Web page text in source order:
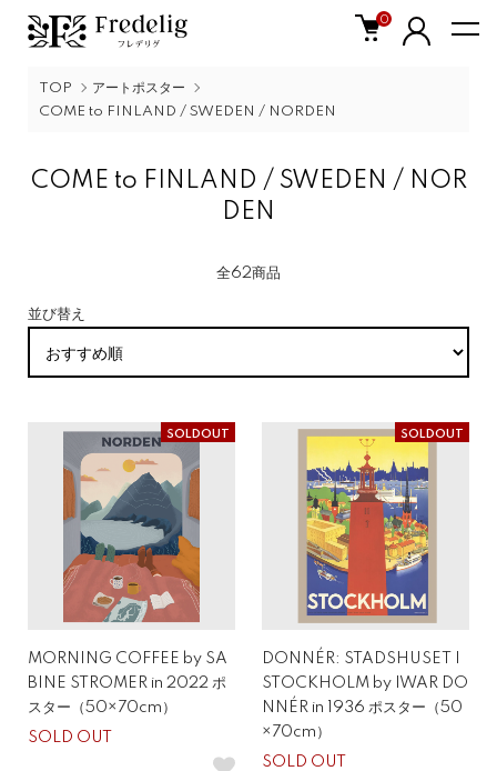
0
TOP
アートポスター
COME to FINLAND / SWEDEN / NORDEN
COME to FINLAND / SWEDEN / NOR
DEN
全62商品
並び替え
SOLDOUT
MORNING COFFEE by SA
BINE STROMER in 2022 ポ
スター（50×70cm）
SOLD OUT
SOLDOUT
DONNÉR: STADSHUSET I
STOCKHOLM by IWAR DO
NNÉR in 1936 ポスター（50
×70cm）
SOLD OUT